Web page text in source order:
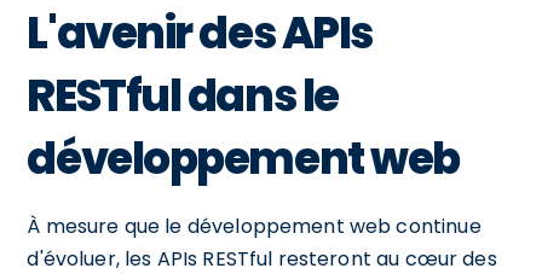
L'avenir des APIs
RESTful dans le
développement web
À mesure que le développement web continue
d'évoluer, les APIs RESTful resteront au cœur des